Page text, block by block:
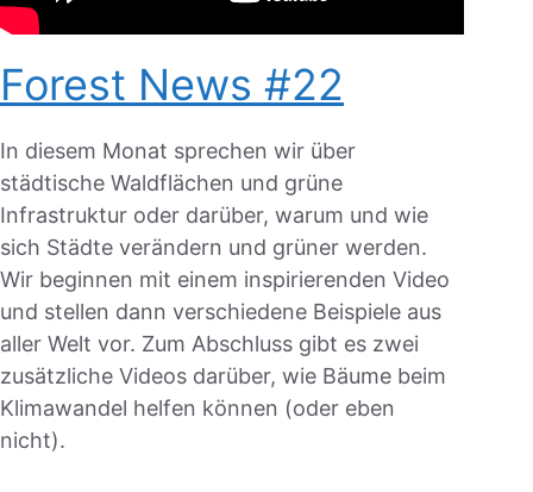
Forest News #22
In diesem Monat sprechen wir über
städtische Waldflächen und grüne
Infrastruktur oder darüber, warum und wie
sich Städte verändern und grüner werden.
Wir beginnen mit einem inspirierenden Video
und stellen dann verschiedene Beispiele aus
aller Welt vor. Zum Abschluss gibt es zwei
zusätzliche Videos darüber, wie Bäume beim
Klimawandel helfen können (oder eben
nicht).